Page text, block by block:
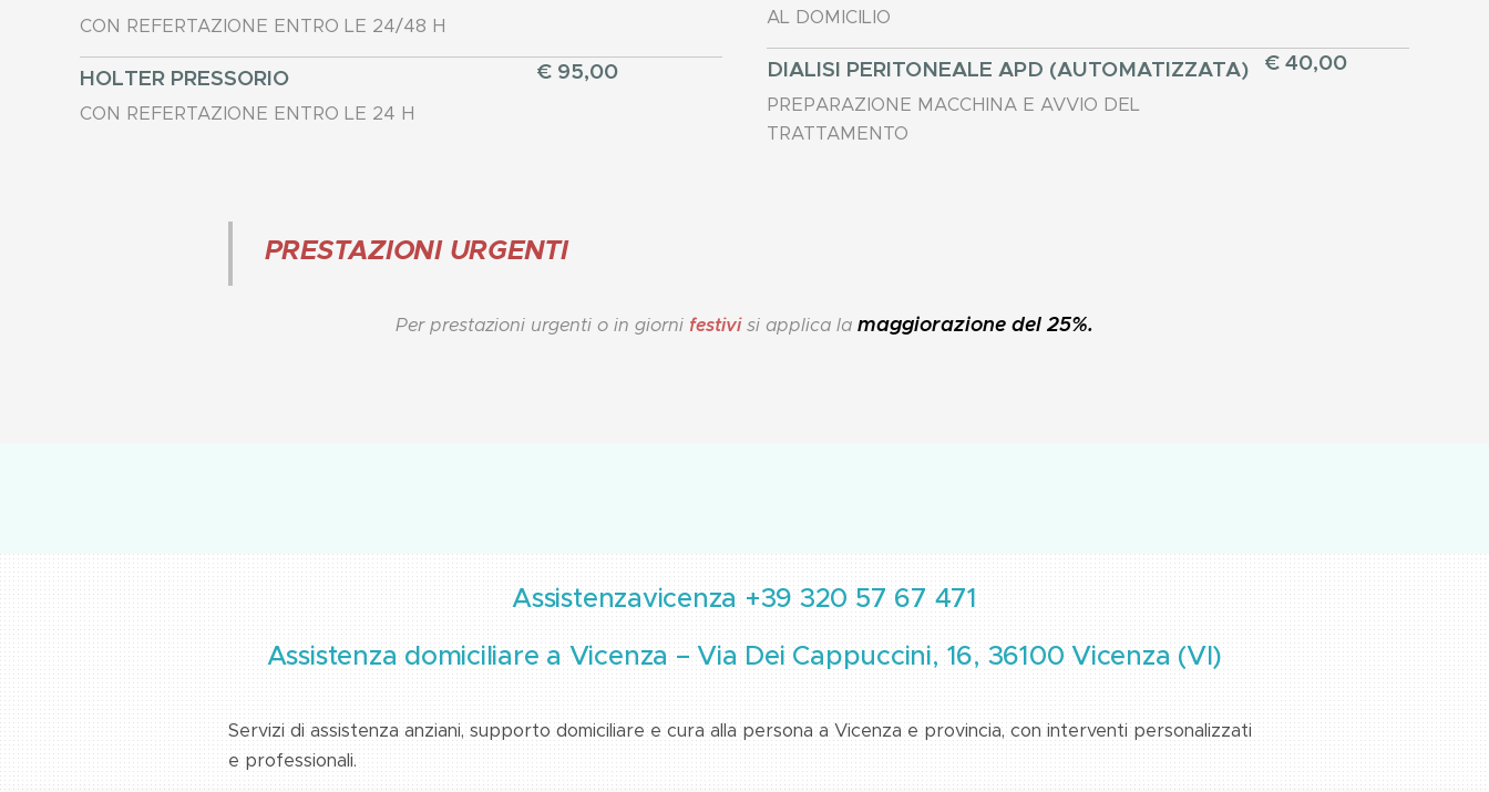
CON REFERTAZIONE ENTRO LE 24/48 H
HOLTER PRESSORIO
CON REFERTAZIONE ENTRO LE 24 H
€ 95,00
AL DOMICILIO
DIALISI PERITONEALE APD (AUTOMATIZZATA)
PREPARAZIONE MACCHINA E AVVIO DEL
TRATTAMENTO
€ 40,00
PRESTAZIONI URGENTI
Per prestazioni urgenti o in giorni festivisi applica la maggiorazione del 25%.
Assistenzavicenza +39 320 57 67 471
Assistenza domiciliare a Vicenza – Via Dei Cappuccini, 16, 36100 Vicenza (VI)
Servizi di assistenza anziani, supporto domiciliare e cura alla persona a Vicenza e provincia, con interventi personalizzati
e professionali.